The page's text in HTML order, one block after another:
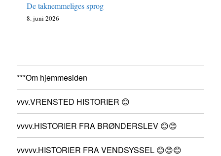
De taknemmeliges sprog
8. juni 2026
***Om hjemmesiden
vvv.VRENSTED HISTORIER 😊
vvvv.HISTORIER FRA BRØNDERSLEV 😊😊
vvvvv.HISTORIER FRA VENDSYSSEL 😊😊😊